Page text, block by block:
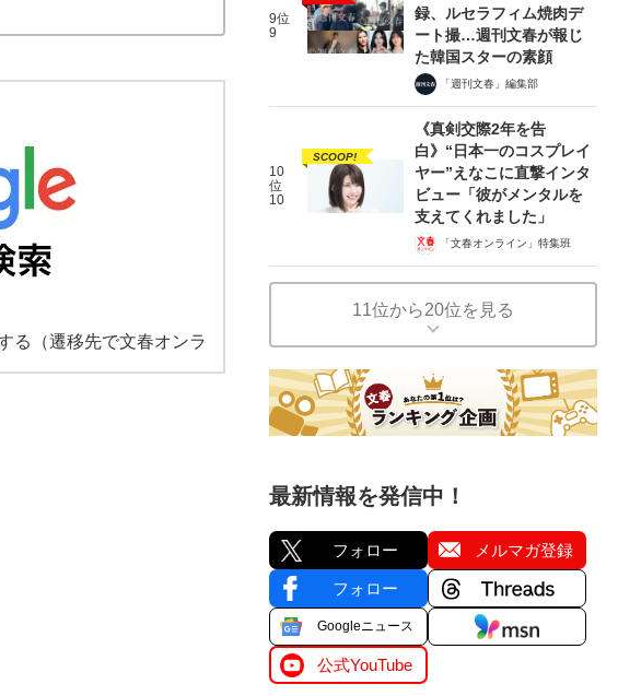
る
（遷移先で文春オンラ
9位
9
録、ルセラフィム焼肉デ
ート撮…週刊文春が報じ
た韓国スターの素顔
「週刊文春」編集部
10
位
10
SCOOP!
《真剣交際2年を告
白》“日本一のコスプレイ
ヤー”えなこに直撃インタ
ビュー「彼がメンタルを
支えてくれました」
「文春オンライン」特集班
11位から20位を見る
最新情報を発信中！
フォロー メルマガ登録
フォロー
Googleニュース
公式YouTube